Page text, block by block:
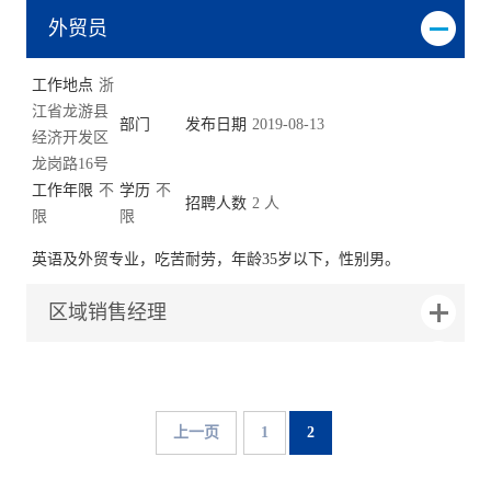
外贸员
工作地点 浙
江省龙游县
经济开发区
龙岗路16号
部门 发布日期 2019-08-13
工作年限 不
限
学历 不
限
招聘人数 2 人
英语及外贸专业，吃苦耐劳，年龄35岁以下，性别男。
区域销售经理
上一页 1 2